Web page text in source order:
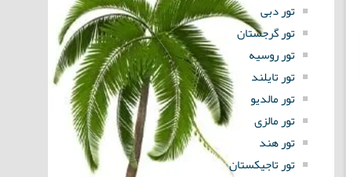
تور دبی
تور گرجستان
تور روسیه
تور تایلند
تور مالدیو
تور مالزی
تور هند
تور تاجیکستان